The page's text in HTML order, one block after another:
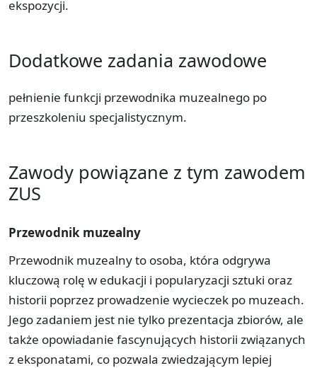
ekspozycji.
Dodatkowe zadania zawodowe
pełnienie funkcji przewodnika muzealnego po
przeszkoleniu specjalistycznym.
Zawody powiązane z tym zawodem
ZUS
Przewodnik muzealny
Przewodnik muzealny to osoba, która odgrywa
kluczową rolę w edukacji i popularyzacji sztuki oraz
historii poprzez prowadzenie wycieczek po muzeach.
Jego zadaniem jest nie tylko prezentacja zbiorów, ale
także opowiadanie fascynujących historii związanych
z eksponatami, co pozwala zwiedzającym lepiej